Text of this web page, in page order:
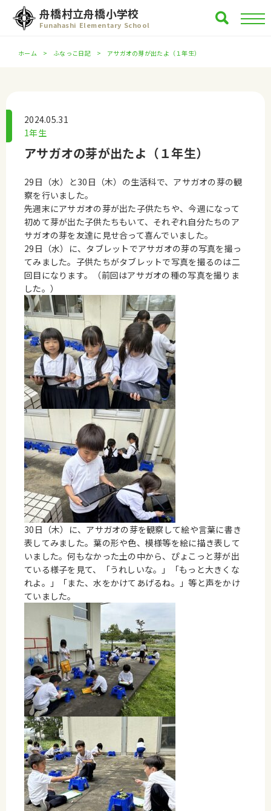
舟橋村立舟橋小学校
Funahashi Elementary School
ホーム ふなっこ日記 アサガオの芽が出たよ（１年生）
2024.05.31
1年生
アサガオの芽が出たよ（１年生）
29日（水）と30日（木）の生活科で、アサガオの芽の観
察を行いました。
先週末にアサガオの芽が出た子供たちや、今週になって
初めて芽が出た子供たちもいて、それぞれ自分たちのア
サガオの芽を友達に見せ合って喜んでいました。
29日（水）に、タブレットでアサガオの芽の写真を撮っ
てみました。子供たちがタブレットで写真を撮るのは二
回目になります。（前回はアサガオの種の写真を撮りま
した。）
30日（木）に、アサガオの芽を観察して絵や言葉に書き
表してみました。葉の形や色、模様等を絵に描き表して
いました。何もなかった土の中から、ぴょこっと芽が出
ている様子を見て、「うれしいな。」「もっと大きくな
れよ。」「また、水をかけてあげるね。」等と声をかけ
ていました。